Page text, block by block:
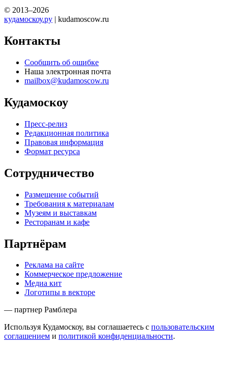
© 2013–2026
кудамоскоу.ру | kudamoscow.ru
Контакты
Сообщить об ошибке
Наша электронная почта
mailbox@kudamoscow.ru
Кудамоскоу
Пресс-релиз
Редакционная политика
Правовая информация
Формат ресурса
Сотрудничество
Размещение событий
Требования к материалам
Музеям и выставкам
Ресторанам и кафе
Партнёрам
Реклама на сайте
Коммерческое предложение
Медиа кит
Логотипы в векторе
— партнер Рамблера
Используя Кудамоскоу, вы соглашаетесь с пользовательским
соглашением и политикой конфиденциальности.